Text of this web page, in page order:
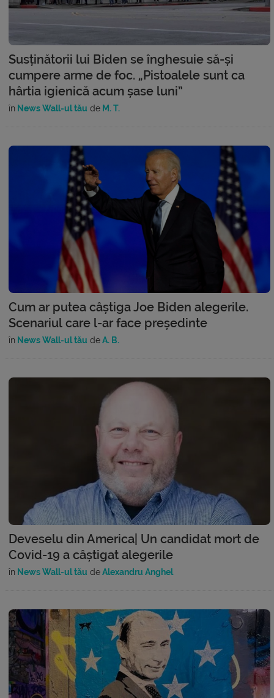
Susținătorii lui Biden se înghesuie să-și
cumpere arme de foc. „Pistoalele sunt ca
hârtia igienică acum șase luni”
în News Wall-ul tău de M. T.
Cum ar putea câștiga Joe Biden alegerile.
Scenariul care l-ar face președinte
în News Wall-ul tău deA. B.
Deveselu din America| Un candidat mort de
Covid-19 a câștigat alegerile
în News Wall-ul tău deAlexandru Anghel